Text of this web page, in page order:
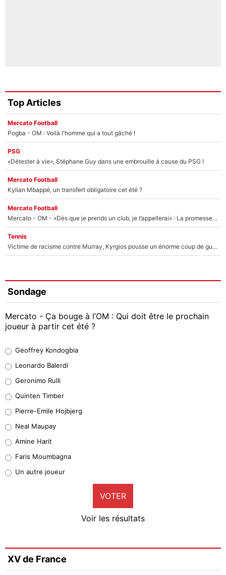
Top Articles
Mercato Football
Pogba - OM : Voilà l'homme qui a tout gâché !
PSG
«Détester à vie», Stéphane Guy dans une embrouille à cause du PSG !
Mercato Football
Kylian Mbappé, un transfert obligatoire cet été ?
Mercato Football
Mercato - OM - «Dès que je prends un club, je t’appellerai» : La promesse de Marcelino au moment de claquer la porte
Tennis
Victime de racisme contre Murray, Kyrgios pousse un énorme coup de gueule !
Sondage
Mercato - Ça bouge à l’OM : Qui doit être le prochain
joueur à partir cet été ?
38%
32%
5%
1%
9%
Faris Moumbagna
4%
Geoffrey Kondogbia
Leonardo Balerdi
Geronimo Rulli
Quinten Timber
Pierre-Emile Hojbjerg
Neal Maupay
Amine Harit
Faris Moumbagna
Un autre joueur
VOTER
Voir les résultats
XV de France